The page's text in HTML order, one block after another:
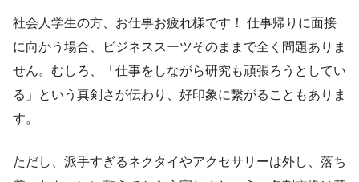
社会人学生の方、お仕事お疲れ様です！ 仕事帰りに面接
に向かう場合、ビジネススーツそのままで全く問題ありま
せん。むしろ、「仕事をしながら研究も頑張ろうとしてい
る」という真剣さが伝わり、好印象に繋がることもありま
す。
ただし、派手すぎるネクタイやアクセサリーは外し、落ち